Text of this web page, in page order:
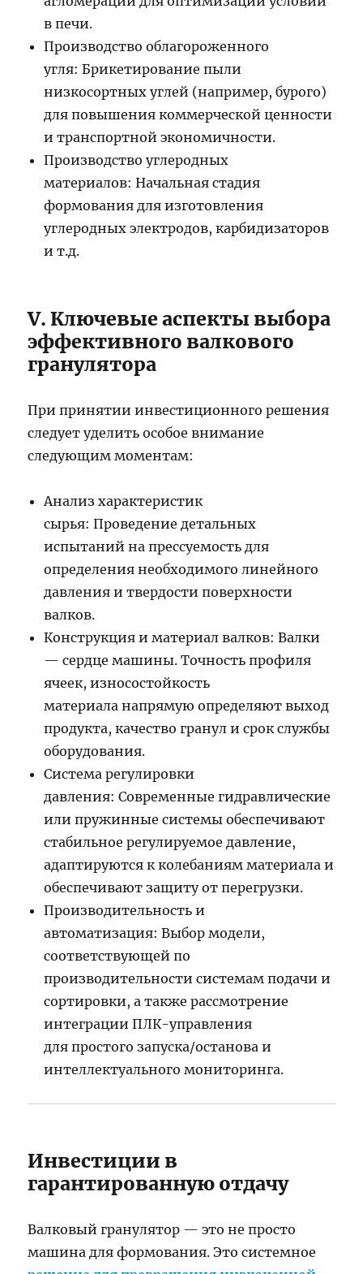
в печи.
Производство облагороженного
угля: Брикетирование пыли
низкосортных углей (например, бурого)
для повышения коммерческой ценности
и транспортной экономичности.
Производство углеродных
материалов: Начальная стадия
формования для изготовления
углеродных электродов, карбидизаторов
и т.д.
V. Ключевые аспекты выбора
эффективного валкового
гранулятора
При принятии инвестиционного решения
следует уделить особое внимание
следующим моментам:
Анализ характеристик
сырья: Проведение детальных
испытаний на прессуемость для
определения необходимого линейного
давления и твердости поверхности
валков.
Конструкция и материал валков: Валки
— сердце машины. Точность профиля
ячеек, износостойкость
материала напрямую определяют выход
продукта, качество гранул и срок службы
оборудования.
Система регулировки
давления: Современные гидравлические
или пружинные системы обеспечивают
стабильное регулируемое давление,
адаптируются к колебаниям материала и
обеспечивают защиту от перегрузки.
Производительность и
автоматизация: Выбор модели,
соответствующей по
производительности системам подачи и
сортировки, а также рассмотрение
интеграции ПЛК-управления
для простого запуска/останова и
интеллектуального мониторинга.
Инвестиции в
гарантированную отдачу
Валковый гранулятор — это не просто
машина для формования. Это системное